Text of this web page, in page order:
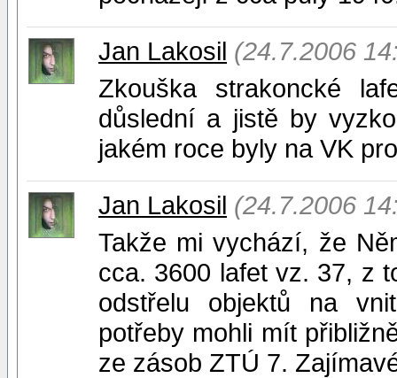
Jan Lakosil (24.7.2006
Zkouška strakoncké
důslední a jistě by
jakém roce byly na VK
Jan Lakosil (24.7.2006
Takže mi vychází, že
cca. 3600 lafet vz. 37, z
odstřelu objektů na
potřeby mohli mít
ze zásob ZTÚ 7.